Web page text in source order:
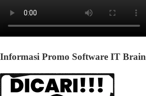
Informasi Promo Software IT